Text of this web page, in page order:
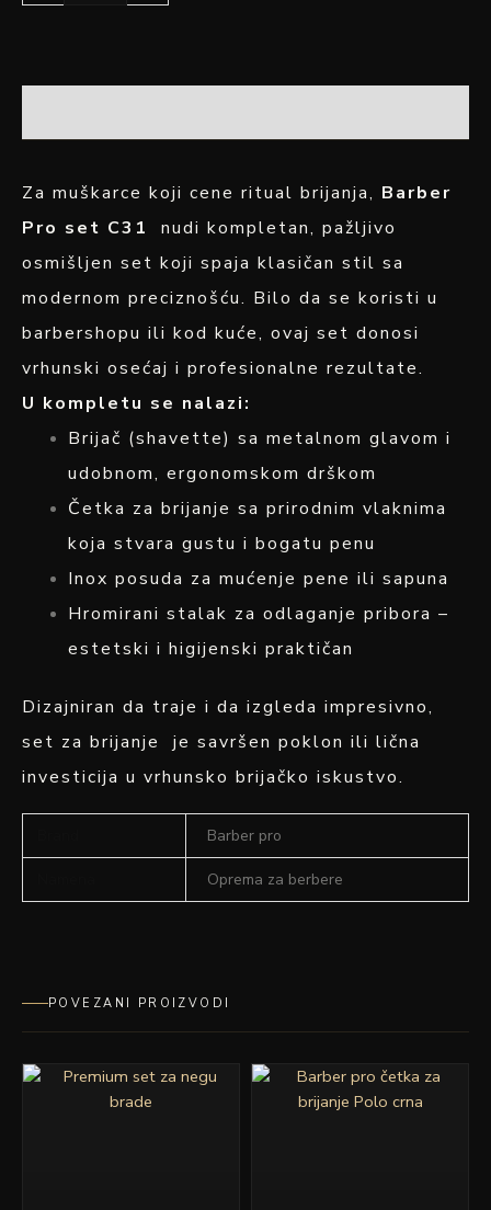
Za muškarce koji cene ritual brijanja, Barber
Pro set C31
nudi kompletan, pažljivo
osmišljen set koji spaja klasičan stil sa
modernom preciznošću. Bilo da se koristi u
barbershopu ili kod kuće, ovaj set donosi
vrhunski osećaj i profesionalne rezultate.
U kompletu se nalazi:
Brijač (shavette) sa metalnom glavom i
udobnom, ergonomskom drškom
Četka za brijanje sa prirodnim vlaknima
koja stvara gustu i bogatu penu
Inox posuda za mućenje pene ili sapuna
Hromirani stalak za odlaganje pribora –
estetski i higijenski praktičan
Dizajniran da traje i da izgleda impresivno,
set za brijanje je savršen poklon ili lična
investicija u vrhunsko brijačko iskustvo.
Barber pro
Oprema za berbere
POVEZANI PROIZVODI